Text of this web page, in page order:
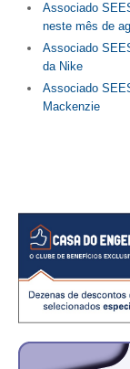
CARREIRA
AUTÔNOMOS E
ENGENHEIRO
SEESP
PLATAFORMAS
Associado
neste mês de
Associado
da Nike
Associado
Mackenzie